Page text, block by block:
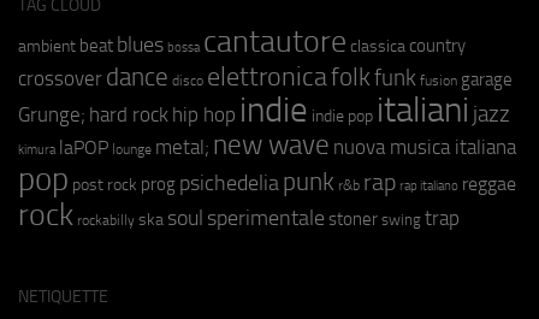
TAG CLOUD
ambient beat blues bossa cantautore classica country
crossover dance disco elettronicafolkfunk fusion garage
Grunge; hard rock hip hop indie indie pop italiani jazz
kimura laPOP lounge metal; new wave nuova musica italiana
pop post rock prog psichedeliapunk r&b rap rap italiano reggae
rock rockabilly ska soul sperimentale stoner swing trap
NETIQUETTE